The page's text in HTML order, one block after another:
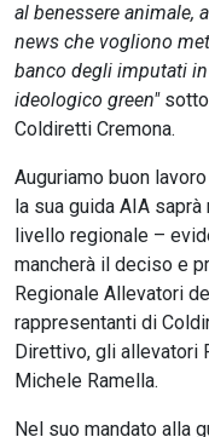
al benessere animale,
news che vogliono
banco degli imputati
ideologico green"
Coldiretti Cremona.
Auguriamo buon
la sua guida AIA
livello regionale –
mancherà il deciso e
Regionale Allevatori
rappresentanti di
Direttivo, gli allevatori
Michele Ramella.
Nel suo mandato alla